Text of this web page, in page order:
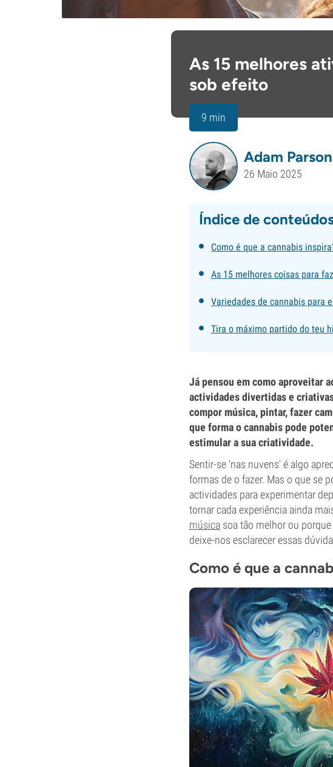
As 15 melhores
sob efeito
9 min
Adam
26 Maio 2025
Índice de
Como é que a cannabis
As 15 melhores coisas para
Variedades de cannabis para
Tira o máximo partido do teu
Já pensou em como aproveitar
actividades divertidas e
compor música, pintar, fazer
que forma o cannabis pode
estimular a sua criatividade.
Sentir-se 'nas nuvens' é algo
formas de o fazer. Mas o que se
actividades para experimentar
tornar cada experiência ainda
música soa tão melhor ou
deixe-nos esclarecer essas
Como é que a